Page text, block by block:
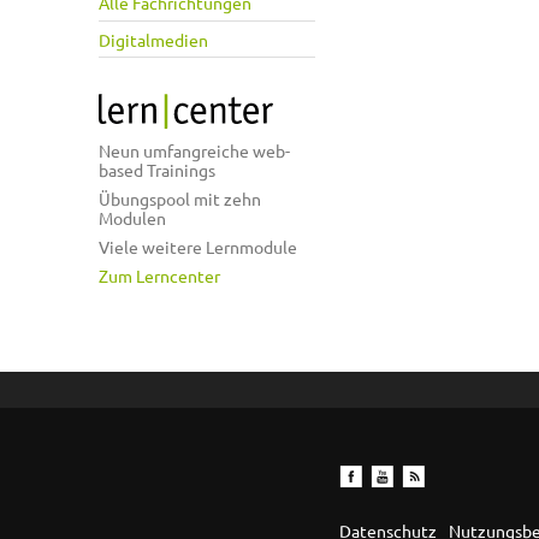
Digitalmedien
Neun umfangreiche web-
based Trainings
Übungspool mit zehn
Modulen
Viele weitere Lernmodule
Zum Lerncenter
Datenschutz